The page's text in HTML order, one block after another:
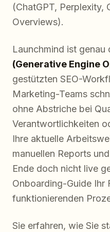
(ChatGPT, Perplexity,
Overviews).
Launchmind ist genau
(Generative Engine
gestützten SEO-
Marketing-Teams
ohne Abstriche bei
Verantwortlichkeiten
Ihre aktuelle
manuellen Reports
Ende doch nicht live
Onboarding-Guide Ihr
funktionierenden
Sie erfahren, wie Sie